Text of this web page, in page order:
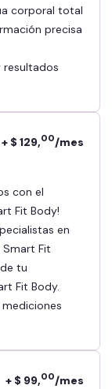
corporal total
precisa
resultados
+ $ 129,00/mes
Fit Body!
en
Fit
tu
Fit Body.
mediciones
+ $ 99,00/mes